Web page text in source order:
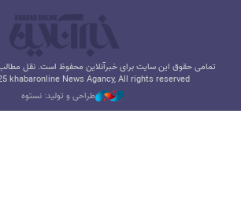
تمامی حقوق این سایت برای خبرآنلاین محفوظ است. نقل مطالب
khabaronline News Agancy, All rights reserved
طراحی و تولید: نستوه